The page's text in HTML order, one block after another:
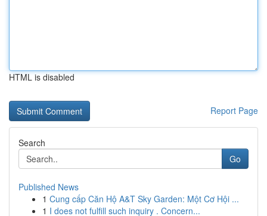
HTML is disabled
Report Page
Search
Go
Published News
1 Cung cấp Căn Hộ A&T Sky Garden: Một Cơ Hội ...
1 I does not fulfill such inquiry . Concern...